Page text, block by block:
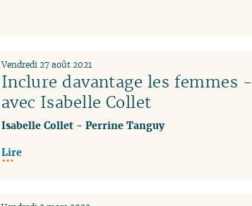
Inclure davantage les femmes -
avec Isabelle Collet
Vendredi 27 août 2021
Isabelle Collet- Perrine Tanguy
Lire